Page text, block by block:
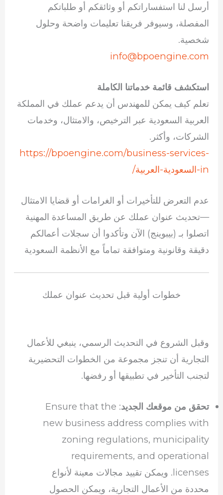
أرسل لنا استفساراتكم أو وثائقكم أو طلباتكم
المفصلة، وسيوفر فريقنا تعليمات واضحة وحلول
شخصية.
info@bpoengine.com
استكشف قائمة خدماتنا الكاملة
تعلم كيف يمكن للمهندس أن يدعم عملك في المملكة
العربية السعودية عبر الترخيص، والامتثال، وخدمات
الشركات، وأكثر.
https://bpoengine.com/business-services-
in-السعودية-العربية/
عدم التعرض للتأخيرات أو الغرامات أو قضايا الامتثال
—تحديث عنوان عملك عن طريق المساعدة المهنية
اتصلوا بـ (بيبوينج) الآن وتأكدوا أن سجلات أعمالكم
دقيقة وقانونية ومتوافقة تماماً مع الأنظمة السعودية
خطوات أولية قبل تحديث عنوان عملك
وقبل الشروع في التحديث الرسمي، ينبغي للأعمال
التجارية أن تنجز مجموعة من الخطوات التحضيرية
لتجنب التأخير في تطبيقها أو رفضها.
تحقق من موقعك الجديد : Ensure that the
new business address complies with
zoning regulations, municipality
requirements, and operational
licenses. ويمكن تقييد مجالات معينة لأنواع
محددة من الأعمال التجارية، ويمكن الحصول